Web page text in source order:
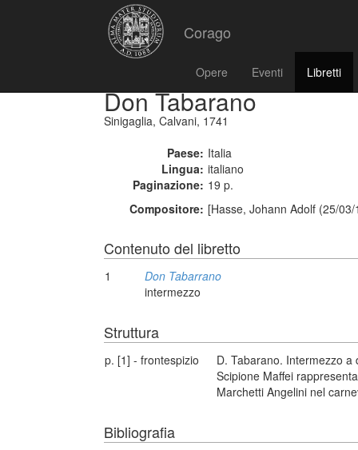
Corago
Opere Eventi Libretti
Don Tabarano
Sinigaglia, Calvani, 1741
Paese: Italia
Lingua: italiano
Paginazione: 19 p.
Compositore: [Hasse, Johann Adolf (25/
Contenuto del libretto
1
Don Tabarrano
intermezzo
Struttura
p. [1] - frontespizio
D. Tabarano. Intermezzo
Scipione Maffei
Marchetti Angelini nel
Bibliografia